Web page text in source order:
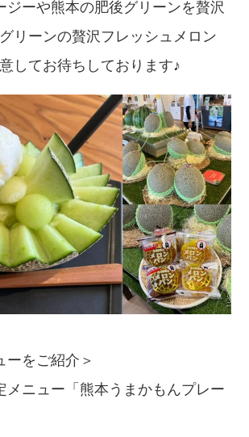
ジーや熊本の肥後グリーンを贅沢
リーンの贅沢フレッシュメロン
してお待ちしております♪
ーをご紹介＞
ニュー「熊本うまかもんプレー